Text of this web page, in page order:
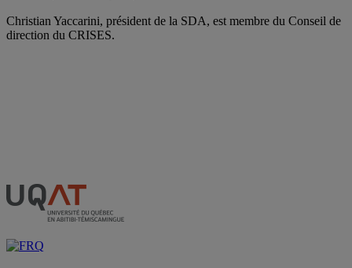
Christian Yaccarini, président de la SDA, est membre du Conseil de
direction du CRISES.